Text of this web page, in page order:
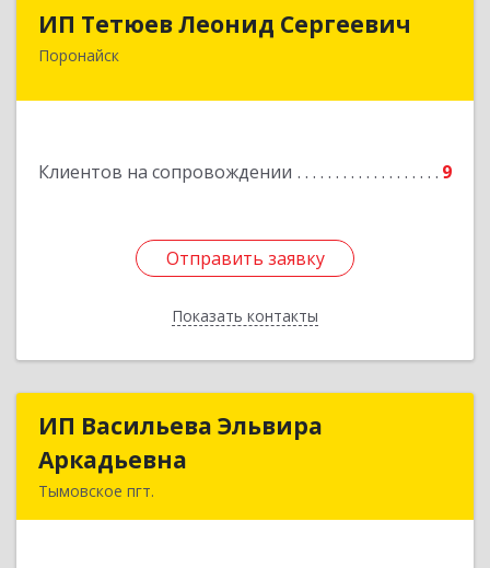
ИП Тетюев Леонид Сергеевич
Поронайск
Клиентов на сопровождении 9
Отправить заявку
Показать контакты
694242, Сахалинская обл, Поронайск г, Фрунзе
Отправить заявку
Назад
ИП Васильева Эльвира
Аркадьевна
Тымовское пгт.
ИП Васильева Эльвира